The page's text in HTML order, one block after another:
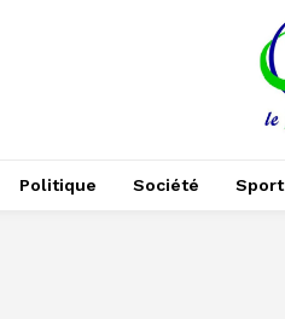
Politique Société Sport